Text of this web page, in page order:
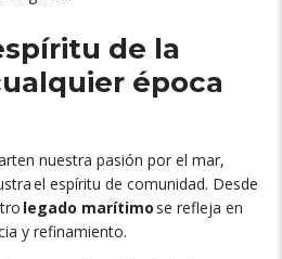
de la
época
nuestra pasión por el mar,
el espíritu de comunidad. Desde
legado marítimo se refleja en
y refinamiento.